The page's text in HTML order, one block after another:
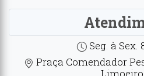
Seg. à Sex.
Praça Comendador